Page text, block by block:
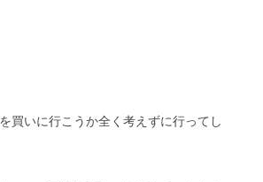
買いに行こうか全く考えずに行ってし